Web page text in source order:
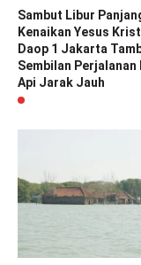
Sambut Libur
Kenaikan Yesus
Daop 1 Jakarta
Sembilan Perjalanan
Api Jarak Jauh